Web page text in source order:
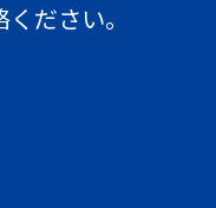
ださい。